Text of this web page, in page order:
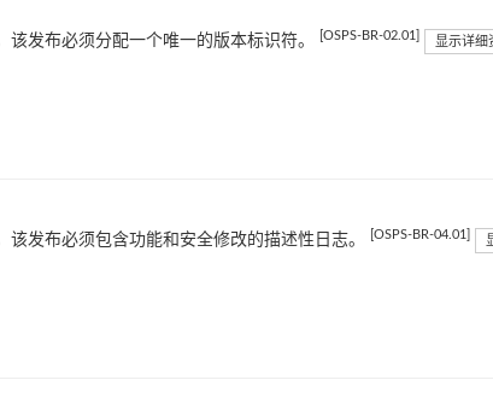
该发布必须分配一个唯一的版本标识符。 [OSPS-BR-02.01] 显示详细
该发布必须包含功能和安全修改的描述性日志。 [OSPS-BR-04.01]